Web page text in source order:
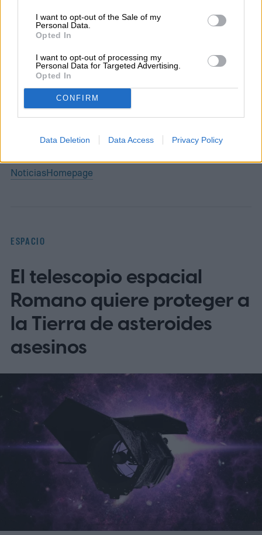
I want to opt-out of the Sale of my
Personal Data.
Opted In
I want to opt-out of processing my
Personal Data for Targeted Advertising.
Opted In
CONFIRM
Data Deletion Data Access Privacy Policy
Diego Bastarrica es Senior Editor y Head of
Content en Digital Trends en Español,
donde lidera la estrategia editorial, SEO…
Topics
NoticiasHomepage
ESPACIO
El telescopio espacial
Romano quiere proteger a
la Tierra de asteroides
asesinos